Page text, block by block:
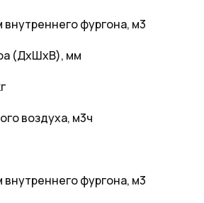
фургона, м3
(ДхШхВ), мм
воздуха, м3ч
фургона, м3